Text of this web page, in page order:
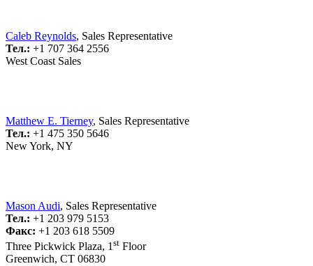
Caleb Reynolds, Sales Representative
Тел.: +1 707 364 2556
West Coast Sales
Matthew E. Tierney, Sales Representative
Тел.: +1 475 350 5646
New York, NY
Mason Audi, Sales Representative
Тел.: +1 203 979 5153
Факс: +1 203 618 5509
Three Pickwick Plaza, 1 st Floor
Greenwich, CT 06830